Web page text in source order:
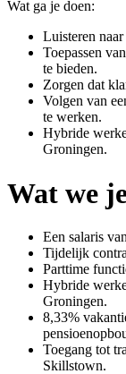
Wat ga je doen:
Luisteren
Toepassen
te bieden.
Zorgen dat
Volgen van
te werken.
Hybride
Groningen.
Wat we
Een salaris
Tijdelijk
Parttime
Hybride
Groningen.
8,33%
Toegang tot
Skillstown.